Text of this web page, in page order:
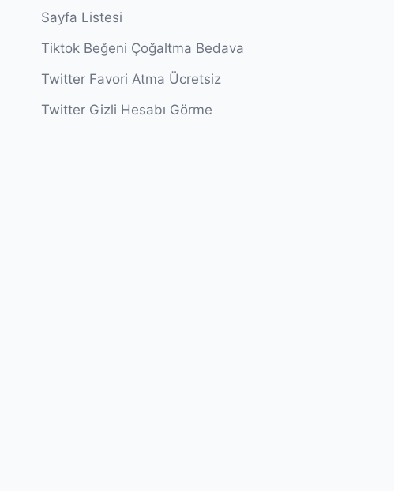
Sayfa Listesi
Tiktok Beğeni Çoğaltma Bedava
Twitter Favori Atma Ücretsiz
Twitter Gizli Hesabı Görme